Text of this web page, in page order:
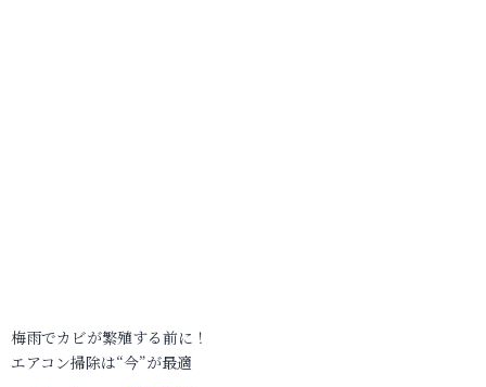
梅雨でカビが繁殖する前に！
エアコン掃除は“今”が最適